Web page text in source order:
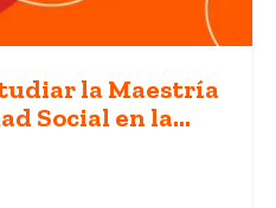
la Maestría
Social en la...